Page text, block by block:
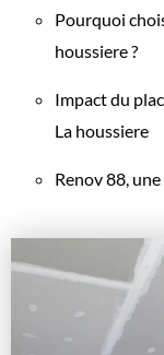
Pourquoi
houssiere ?
Impact du
La houssiere
Renov 88,